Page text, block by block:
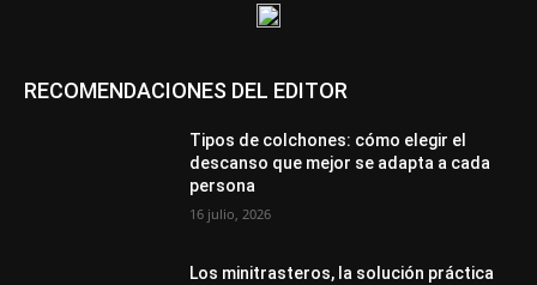
RECOMENDACIONES DEL EDITOR
Tipos de colchones: cómo elegir el
descanso que mejor se adapta a cada
persona
16 julio, 2026
Los minitrasteros, la solución práctica